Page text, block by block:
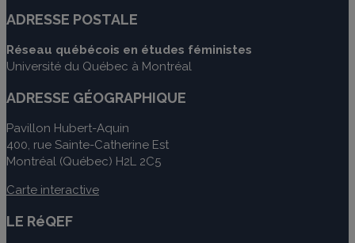
ADRESSE POSTALE
Réseau québécois en études féministes
Université du Québec à Montréal
ADRESSE GÉOGRAPHIQUE
Pavillon Hubert-Aquin
400, rue Sainte-Catherine Est
Montréal (Québec) H2L 2C5
Carte interactive
LE RéQEF